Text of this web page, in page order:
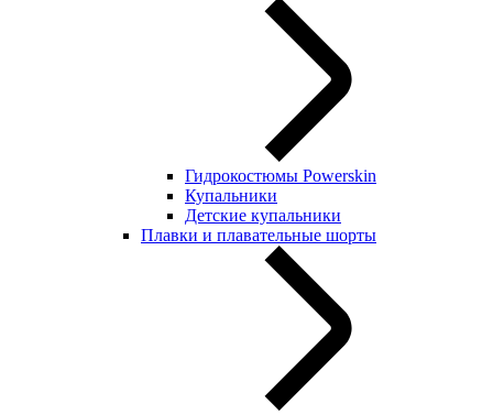
Гидрокостюмы Powerskin
Купальники
Детские купальники
Плавки и плавательные шорты